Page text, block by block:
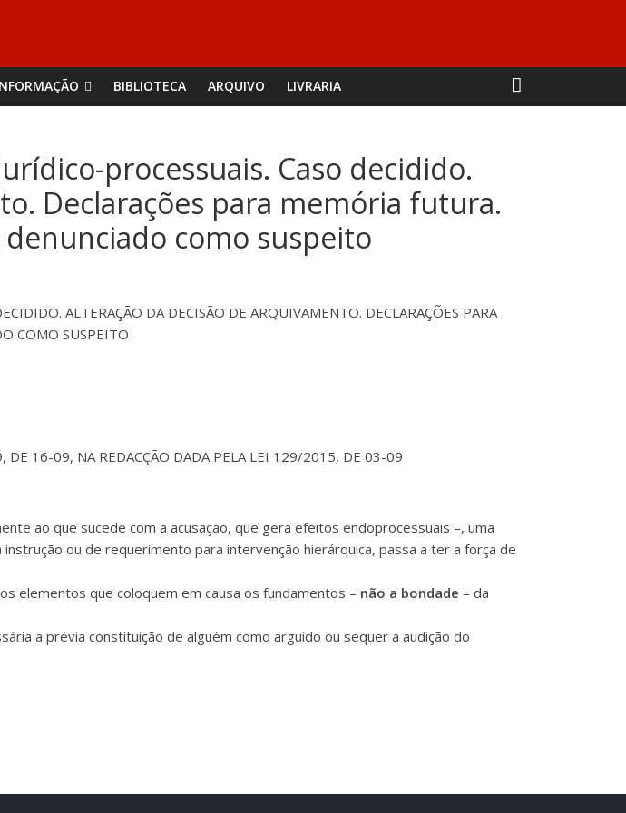
BIBLIOTECA ARQUIVO LIVRARIA
processuais. Caso decidido.
Declarações para memória futura.
como suspeito
ALTERAÇÃO DA DECISÃO DE ARQUIVAMENTO. DECLARAÇÕES PARA
COMO SUSPEITO
DE 16-09, NA REDACÇÃO DADA PELA LEI 129/2015, DE 03-09
ao que sucede com a acusação, que gera efeitos endoprocessuais –, uma
ou de requerimento para intervenção hierárquica, passa a ter a força de
elementos que coloquem em causa os fundamentos – não a bondade – da
a prévia constituição de alguém como arguido ou sequer a audição do